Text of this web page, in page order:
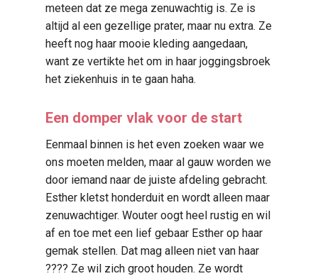
meteen dat ze mega zenuwachtig is. Ze is
altijd al een gezellige prater, maar nu extra. Ze
heeft nog haar mooie kleding aangedaan,
want ze vertikte het om in haar joggingsbroek
het ziekenhuis in te gaan haha.
Een domper vlak voor de start
Eenmaal binnen is het even zoeken waar we
ons moeten melden, maar al gauw worden we
door iemand naar de juiste afdeling gebracht.
Esther kletst honderduit en wordt alleen maar
zenuwachtiger. Wouter oogt heel rustig en wil
af en toe met een lief gebaar Esther op haar
gemak stellen. Dat mag alleen niet van haar
???? Ze wil zich groot houden. Ze wordt